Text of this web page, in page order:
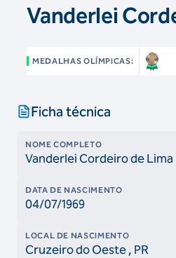
Vanderlei
MEDALHAS OLÍMPICAS:
Ficha técnica
NOME COMPLETO
Vanderlei Cordeiro de Lima
DATA DE NASCIMENTO
04/07/1969
LOCAL DE NASCIMENTO
Cruzeiro do Oeste, PR